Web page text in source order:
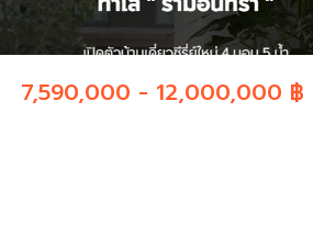
7,590,000 - 12,000,000 ฿